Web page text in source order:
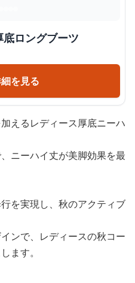
ロングブーツ
を見る
えるレディース厚底ニーハ
ニーハイ丈が美脚効果を最
を実現し、秋のアクティブ
ンで、レディースの秋コー
ます。